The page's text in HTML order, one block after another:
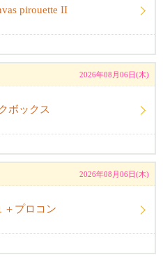
pirouette II
2026年08月06日(木)
ボックス
2026年08月06日(木)
＋プロコン